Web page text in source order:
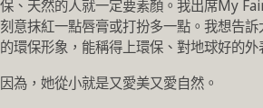
保、天然的人就一定要素顏。我出席My
刻意抹紅一點唇膏或打扮多一點。我想告
的環保形象，能稱得上環保、對地球好的外
因為，她從小就是又愛美又愛自然。